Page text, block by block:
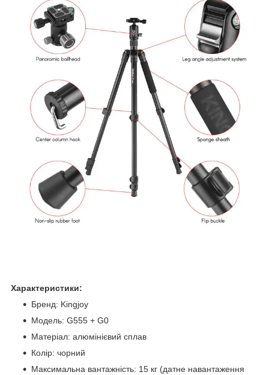
Характеристики:
Бренд: Kingjoy
Модель: G555 + G0
Матеріал: алюмінієвий сплав
Колір: чорний
Максимальна вантажність: 15 кг (датне навантаження